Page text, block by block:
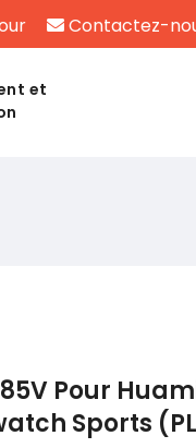
Contactez-
et
Pour
Sports